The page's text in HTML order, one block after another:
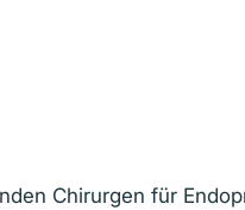
Chirurgen für